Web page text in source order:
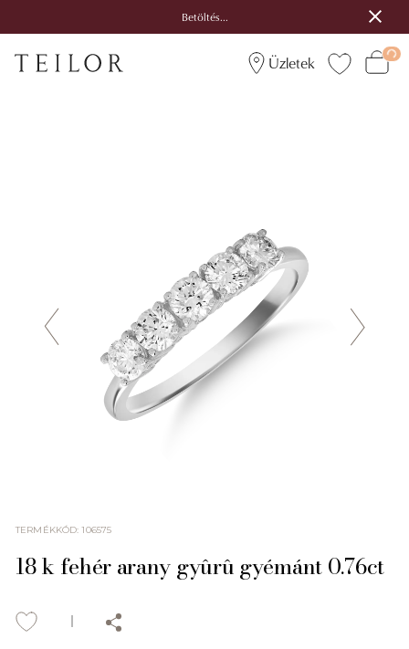
Betöltés...
Üzletek
TERMÉKKÓD:106575
18 k fehér arany gyûrû gyémánt 0.76ct